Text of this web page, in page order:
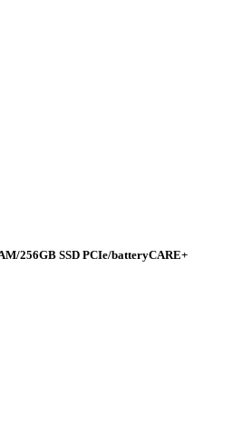
256GB SSD PCIe/batteryCARE+